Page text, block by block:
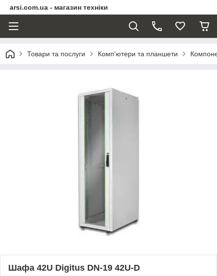
arsi.com.ua - магазин техніки
Товари та послуги Комп'ютери та планшети
Шафа 42U Digitus DN-19 42U‑D